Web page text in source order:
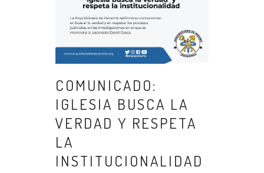
COMUNICADO:
IGLESIA BUSCA LA
VERDAD Y RESPETA
LA
INSTITUCIONALIDAD